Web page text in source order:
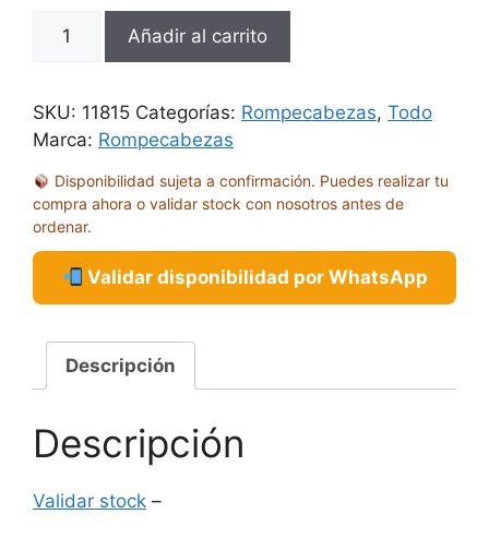
ROMPECABEZAS
AFRICAN
HABITAT
PIEZAS
cantidad
Añadir al carrito
SKU: 11815 Categorías: Rompecabezas, Todo
Marca: Rompecabezas
Disponibilidad sujeta a confirmación. Puedes realizar tu
compra ahora o validar stock con nosotros antes de
ordenar.
Validar disponibilidad por WhatsApp
Descripción
Descripción
Validar stock –